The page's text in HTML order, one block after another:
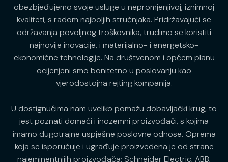
obezbjeđujemo svoje usluge u nepromjenjivoj, iznimnoj
kvaliteti, s radom najboljih stručnjaka. Pridržavajući se
održavanja povoljnog troškovnika, trudimo se koristiti
najnovije inovacije, i materijalno- i energetsko-
ekonomične tehnologije. Na društvenom i općem planu
ocijenjeni smo bonitetno u poslovanju kao
vjerodostojna rejting kompanija.
U dostignućima nam uveliko pomažu dobavljački krug, to
jest poznati domaći i inozemni proizvođači, s kojima
imamo dugotrajne uspješne poslovne odnose. Oprema
koja se isporučuje i ugrađuje proizvedena je od strane
najeminentnijih proizvođača: Schneider Electric, ABB,